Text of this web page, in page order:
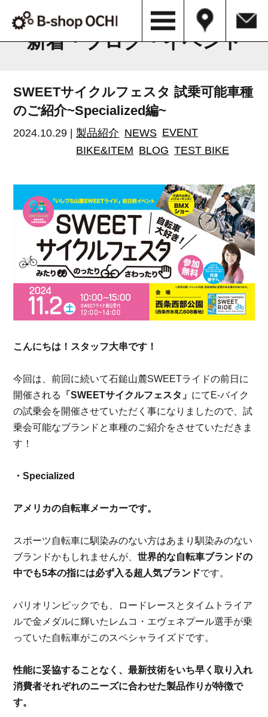
B-shop OCHI NEWS & BLOG
新着・ブログ・イベント
SWEETサイクルフェスタ 試乗可能車種
のご紹介~Specialized編~
2024.10.29 | 製品紹介 NEWS EVENT
BIKE&ITEM BLOG TEST BIKE
こんにちは！スタッフ大串です！
今回は、前回に続いて石鎚山麓SWEETライドの前日に
開催される
「SWEETサイクルフェスタ」 にて E-バイク
の試乗会を開催させていただく事になりましたので、試
乗会可能なブランドと車種のご紹介をさせていただきま
す！
・Specialized
アメリカの自転車メーカーです。
スポーツ自転車に馴染みのない方はあまり馴染みのない
ブランドかもしれませんが、世界的な自転車ブランドの
中でも5本の指には必ず入る超人気ブランドです。
パリオリンピックでも、ロードレースとタイムトライア
ルで金メダルに輝いたレムコ・エヴェネプール選手が乗
っていた自転車がこのスペシャライズドです。
性能に妥協することなく、最新技術をいち早く取り入れ
消費者それぞれのニーズに合わせた製品作りが特徴で
す。